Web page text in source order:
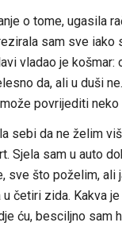
o tome, ugasila
sam sve iako
vladao je
da, ali u duši
povrijediti
sebi da ne želim
Sjela sam u auto
sve što poželim,
četiri zida. Kakva
ću, besciljno sam